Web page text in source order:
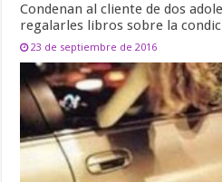
Condenan al cliente de dos
regalarles libros sobre la
23 de septiembre de 2016